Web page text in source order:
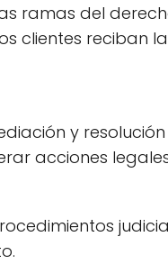
ramas del
clientes reciban
y
acciones